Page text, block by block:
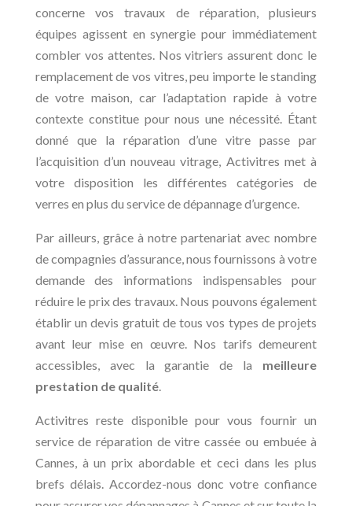
concerne vos travaux de réparation, plusieurs
équipes agissent en synergie pour immédiatement
combler vos attentes. Nos vitriers assurent donc le
remplacement de vos vitres, peu importe le standing
de votre maison, car l’adaptation rapide à votre
contexte constitue pour nous une nécessité. Étant
donné que la réparation d’une vitre passe par
l’acquisition d’un nouveau vitrage, Activitres met à
votre disposition les différentes catégories de
verres en plus du service de dépannage d’urgence.
Par ailleurs, grâce à notre partenariat avec nombre
de compagnies d’assurance, nous fournissons à votre
demande des informations indispensables pour
réduire le prix des travaux. Nous pouvons également
établir un devis gratuit de tous vos types de projets
avant leur mise en œuvre. Nos tarifs demeurent
accessibles, avec la garantie de la meilleure
prestation de qualité.
Activitres reste disponible pour vous fournir un
service de réparation de vitre cassée ou embuée à
Cannes, à un prix abordable et ceci dans les plus
brefs délais. Accordez-nous donc votre confiance